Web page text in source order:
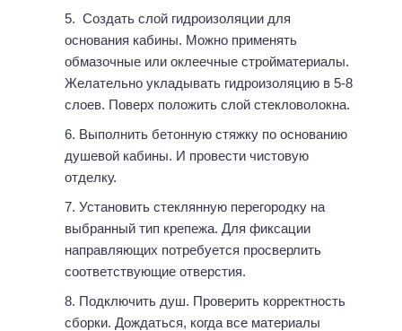
Создать слой гидроизоляции для
основания кабины. Можно применять
обмазочные или оклеечные стройматериалы.
Желательно укладывать гидроизоляцию в 5-8
слоев. Поверх положить слой стекловолокна.
Выполнить бетонную стяжку по основанию
душевой кабины. И провести чистовую
отделку.
Установить стеклянную перегородку на
выбранный тип крепежа. Для фиксации
направляющих потребуется просверлить
соответствующие отверстия.
Подключить душ. Проверить корректность
сборки. Дождаться, когда все материалы